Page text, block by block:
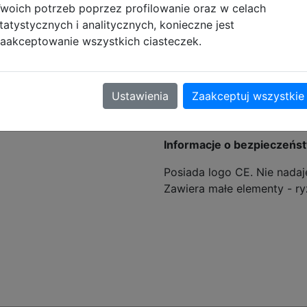
się na określonej przestrzeni
zgodności
Informacje o
Posiada logo CE. Nie
Zawiera małe elementy -
potrzeb poprzez profilowanie oraz w celach
i analitycznych, konieczne jest
wszystkich ciasteczek.
Ustawienia Zaakceptuj wszystkie